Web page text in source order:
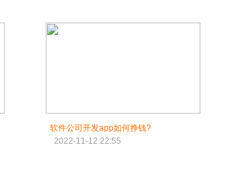
软件公司开发app如何挣钱?
2022-11-12 22:55